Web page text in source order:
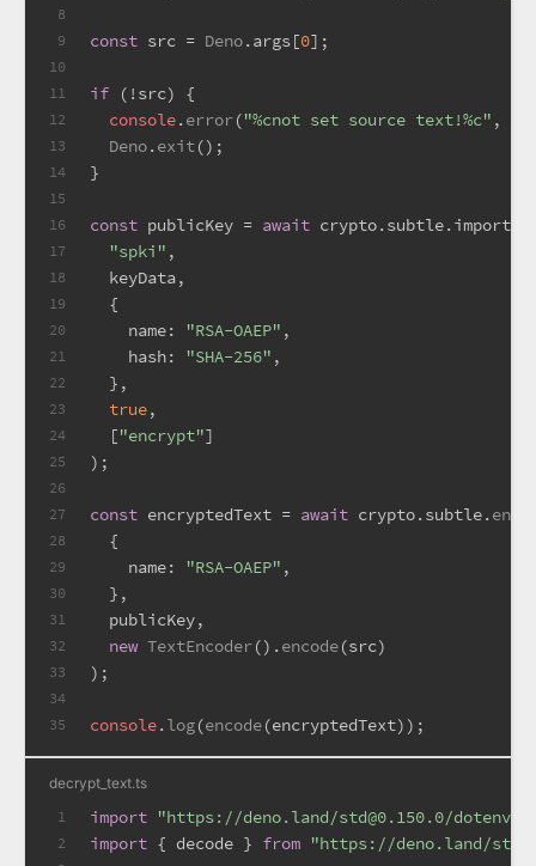
8
9
10
11
12
13
14
15
16
17
18
19
20
21
22
23
24
25
26
27
28
29
30
31
32
33
34
35
const src = Deno.args[0];
if (!src) {
console.error("%cnot set source text!%c" ,
Deno.exit();
}
const publicKey = await crypto.subtle
"spki" ,
  keyData,
  {
name: "RSA-OAEP" ,
hash: "SHA-256" ,
  },
true,
  [
"encrypt"]
);
const encryptedText = await crypto.subtle.
  {
name: "RSA-OAEP" ,
  },
  publicKey,
new TextEncoder().encode(src)
);
console.log(encode(encryptedText));
decrypt_text.ts
1
2
import "https://deno.land/std@0.150.0/dotenv/
import { decode } from "https://deno.land/